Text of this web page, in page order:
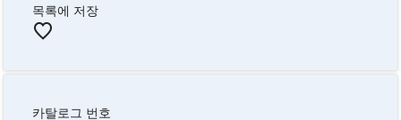
목록에 저장
카탈로그 번호